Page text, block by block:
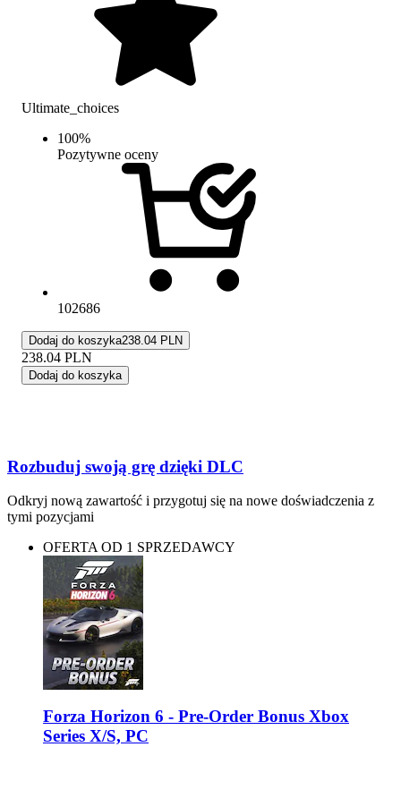
Ultimate_choices
100%
Pozytywne oceny
102686
Dodaj do koszyka238.04 PLN
238.04 PLN
Dodaj do koszyka
Rozbuduj swoją grę dzięki DLC
Odkryj nową zawartość i przygotuj się na nowe doświadczenia z
tymi pozycjami
OFERTA OD 1 SPRZEDAWCY
Forza Horizon 6 - Pre-Order Bonus Xbox
Series X/S, PC